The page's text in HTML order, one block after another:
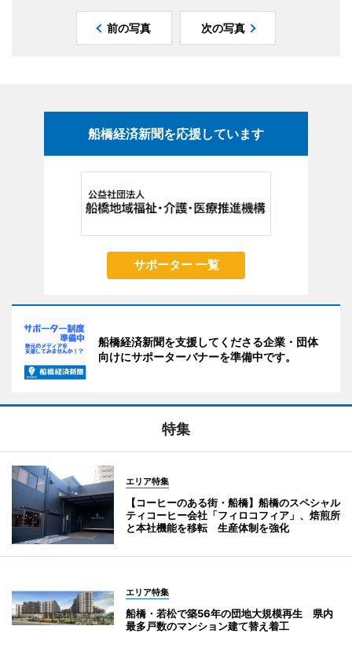
前の写真 次の写真
船橋経済新聞を応援しています
サポーター 一覧
船橋経済新聞を支援してくださる企業・団体
向けにサポーターバナーを準備中です。
特集
エリア特集
【コーヒーのある街・船橋】船橋のスペシャル
ティコーヒー会社「フィロコフィア」、焙煎所
と本社機能を移転 生産体制を強化
エリア特集
船橋・若松で築56年の団地大規模再生 県内
最多戸数のマンション建て替え着工